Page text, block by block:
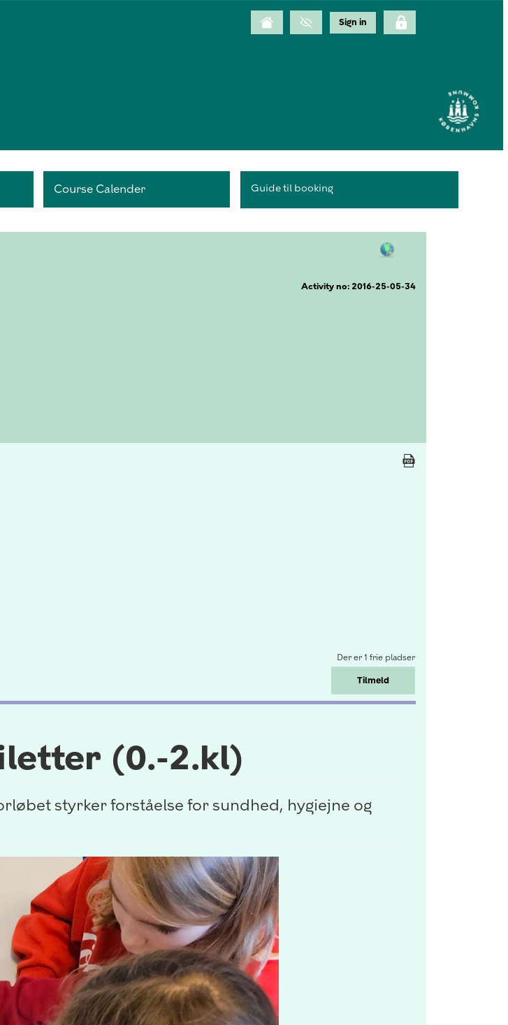
Course Calender Guide til booking
Activity no: 2016-25-05-34
Der er 1 frie pladser
Tilmeld
(0.-2.kl)
styrker forståelse for sundhed, hygiejne og